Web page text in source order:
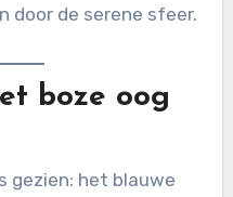
door de serene sfeer.
boze oog
gezien: het blauwe